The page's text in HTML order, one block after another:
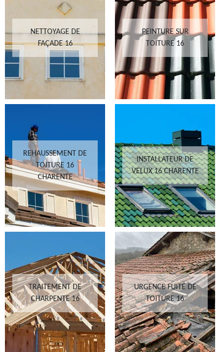
NETTOYAGE DE
FAÇADE 16
PEINTURE SUR
TOITURE 16
REHAUSSEMENT DE
TOITURE 16
CHARENTE
INSTALLATEUR DE
VELUX 16 CHARENTE
TRAITEMENT DE
CHARPENTE 16
URGENCE FUITE DE
TOITURE 16